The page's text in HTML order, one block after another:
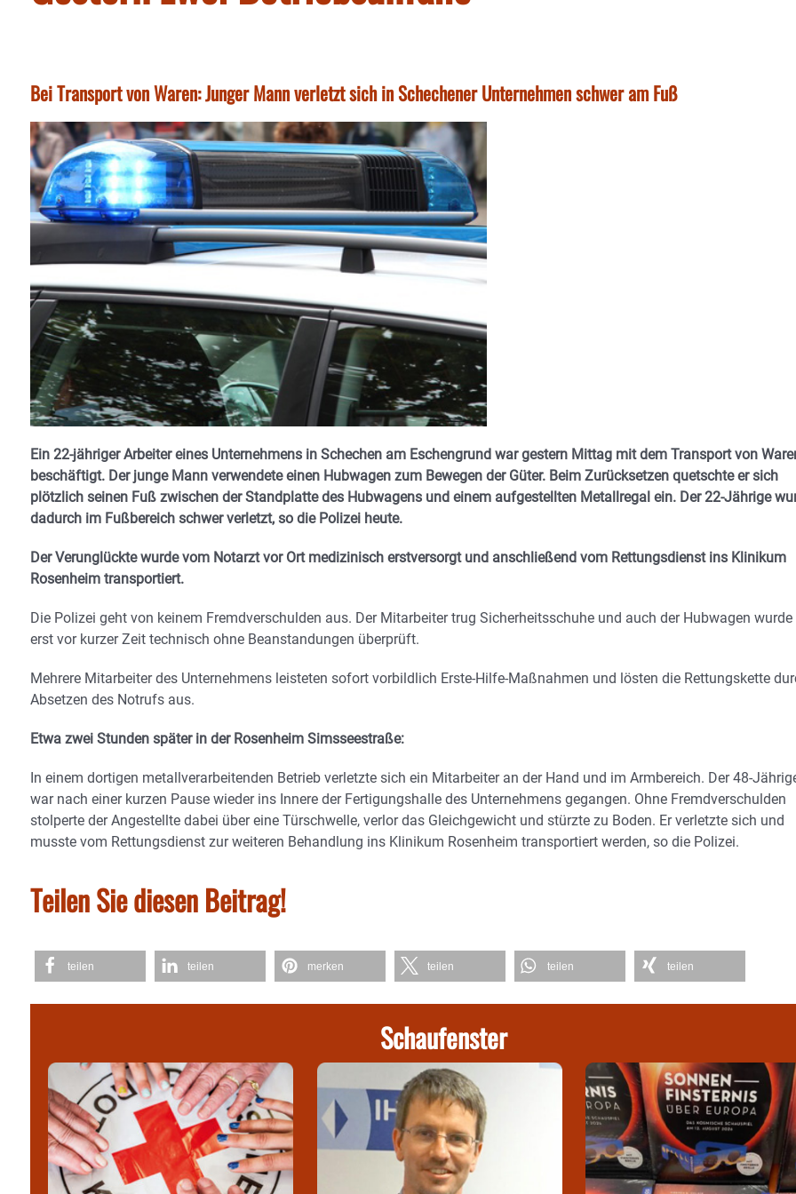
Bei Transport von Waren: Junger Mann verletzt sich in Schechener Unternehmen schwer am Fuß
Ein 22-jähriger Arbeiter eines Unternehmens in Schechen am Eschengrund war gestern Mittag mit dem Transport von
beschäftigt. Der junge Mann verwendete einen Hubwagen zum Bewegen der Güter. Beim Zurücksetzen quetschte er sich
plötzlich seinen Fuß zwischen der Standplatte des Hubwagens und einem aufgestellten Metallregal ein. Der 22-Jährige
dadurch im Fußbereich schwer verletzt, so die Polizei heute.
Der Verunglückte wurde vom Notarzt vor Ort medizinisch erstversorgt und anschließend vom Rettungsdienst ins Klinikum
Rosenheim transportiert.
Die Polizei geht von keinem Fremdverschulden aus. Der Mitarbeiter trug Sicherheitsschuhe und auch der Hubwagen wurde
erst vor kurzer Zeit technisch ohne Beanstandungen überprüft.
Mehrere Mitarbeiter des Unternehmens leisteten sofort vorbildlich Erste-Hilfe-Maßnahmen und lösten die Rettungskette
Absetzen des Notrufs aus.
Etwa zwei Stunden später in der Rosenheim Simsseestraße:
In einem dortigen metallverarbeitenden Betrieb verletzte sich ein Mitarbeiter an der Hand und im Armbereich. Der 48-
war nach einer kurzen Pause wieder ins Innere der Fertigungshalle des Unternehmens gegangen. Ohne Fremdverschulden
stolperte der Angestellte dabei über eine Türschwelle, verlor das Gleichgewicht und stürzte zu Boden. Er verletzte sich und
musste vom Rettungsdienst zur weiteren Behandlung ins Klinikum Rosenheim transportiert werden, so die Polizei.
Teilen Sie diesen Beitrag!
teilen teilen merken teilen teilen teilen
Schaufenster